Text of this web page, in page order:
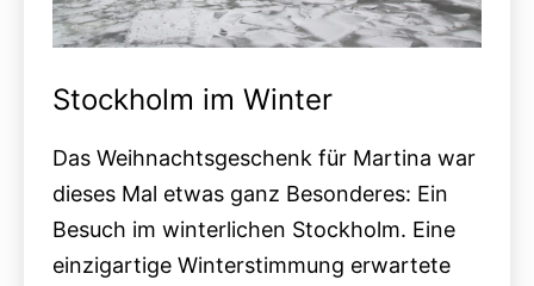
Stockholm im Winter
Das Weihnachtsgeschenk für Martina war
dieses Mal etwas ganz Besonderes: Ein
Besuch im winterlichen Stockholm. Eine
einzigartige Winterstimmung erwartete